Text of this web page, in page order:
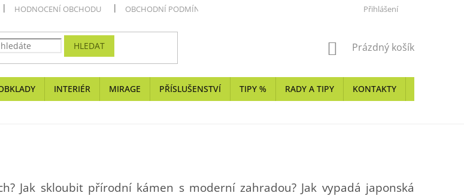
HODNOCENÍ OBCHODU OBCHODNÍ PODMÍNKY REALIZÁTOŘI Z PŘÍRODNÍHO KAMENE,
Přihlášení
HLEDAT
NÁKUPNÍ
Prázdný košík
INTERIÉR MIRAGE PŘÍSLUŠENSTVÍ TIPY % RADY A TIPY KONTAKTY
Jak skloubit přírodní kámen s moderní zahradou? Jak vypadá japonská